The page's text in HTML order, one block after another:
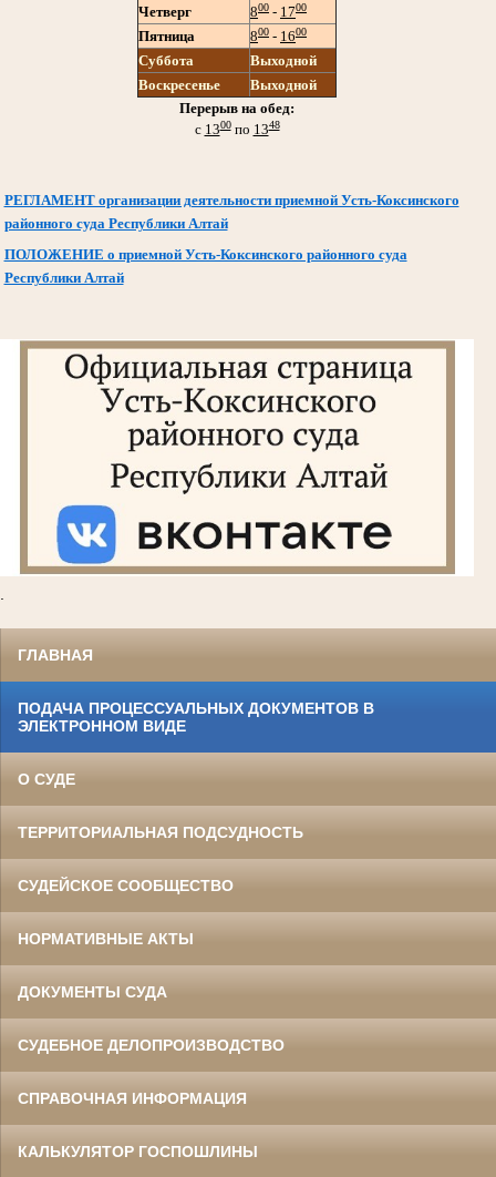
Четверг 800 - 1700
Пятница 800 - 1600
Суббота
Выходной
Воскресенье
Выходной
Перерыв на обед:
с 1300по 1348
РЕГЛАМЕНТ организации деятельности приемной Усть-Коксинского
районного суда Республики Алтай
ПОЛОЖЕНИЕ о приемной Усть-Коксинского районного суда
Республики Алтай
ГЛАВНАЯ
ПОДАЧА ПРОЦЕССУАЛЬНЫХ ДОКУМЕНТОВ В
ЭЛЕКТРОННОМ ВИДЕ
О СУДЕ
ТЕРРИТОРИАЛЬНАЯ ПОДСУДНОСТЬ
СУДЕЙСКОЕ СООБЩЕСТВО
НОРМАТИВНЫЕ АКТЫ
ДОКУМЕНТЫ СУДА
СУДЕБНОЕ ДЕЛОПРОИЗВОДСТВО
СПРАВОЧНАЯ ИНФОРМАЦИЯ
КАЛЬКУЛЯТОР ГОСПОШЛИНЫ